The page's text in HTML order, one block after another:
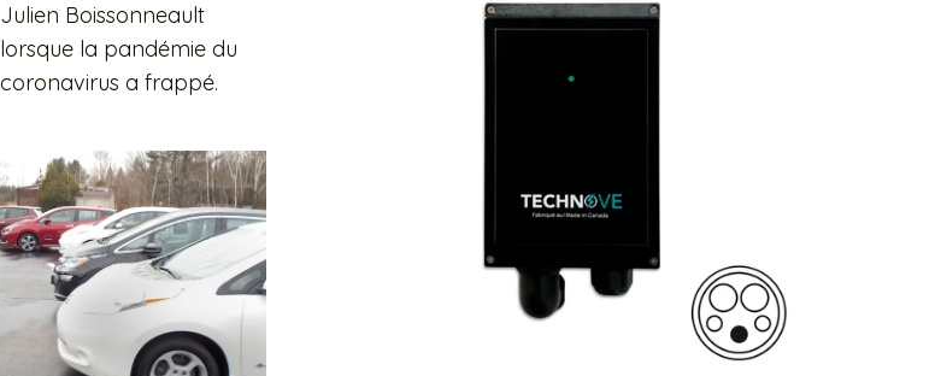
Julien Boissonneault
lorsque la pandémie du
coronavirus a frappé.